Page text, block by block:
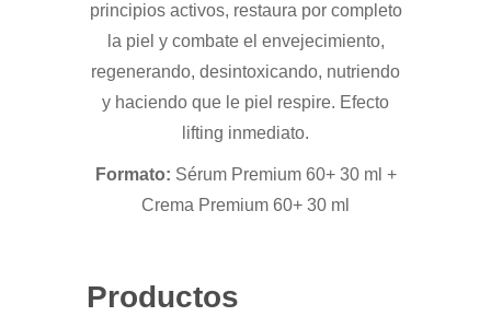
principios activos, restaura por completo
la piel y combate el envejecimiento,
regenerando, desintoxicando, nutriendo
y haciendo que le piel respire. Efecto
lifting inmediato.
Formato: Sérum Premium 60+ 30 ml +
Crema Premium 60+ 30 ml
Productos